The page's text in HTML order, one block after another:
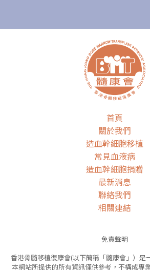
首頁
關於我們
造血幹細胞移植
常見血液病
造血幹細胞捐贈
最新消息
聯絡我們
相關連結
免責聲明
香港骨髓移植復康會(以下簡稱「髓康會」）是
本網站所提供的所有資訊僅供參考，不構成專